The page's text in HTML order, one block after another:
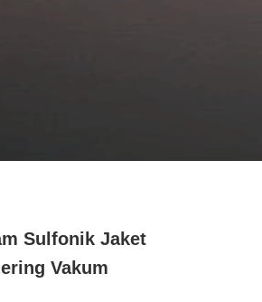
Sulfonik Jaket
Vakum